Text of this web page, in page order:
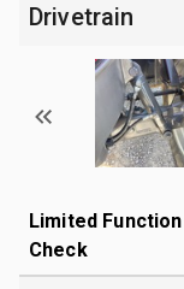
Drivetrain
Limited Function
Check